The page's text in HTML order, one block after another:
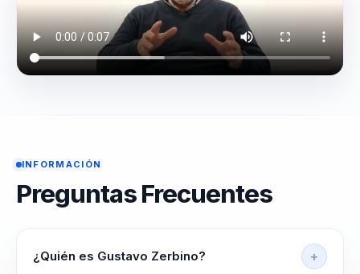
INFORMACIÓN
Preguntas Frecuentes
¿Quién es Gustavo Zerbino?